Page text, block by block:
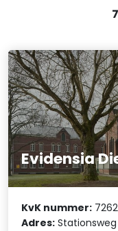
Evidensia
KvK nummer:
Adres: Stationsweg